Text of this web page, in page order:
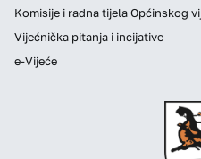
Komisije i radna tijela Općinskog
Vijećnička pitanja i incijative
e-Vijeće